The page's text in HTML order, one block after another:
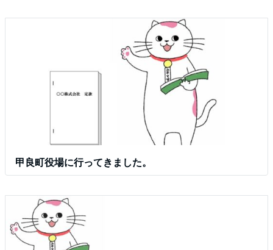
甲良町役場に行ってきました。